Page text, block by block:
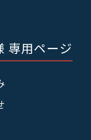
専用ページ